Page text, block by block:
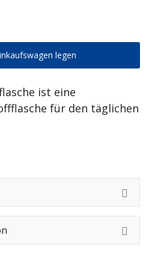
legen
ist eine
für den täglichen